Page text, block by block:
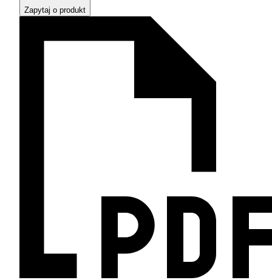
Zapytaj o produkt